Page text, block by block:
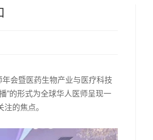
会暨医药生物产业与医疗科技
”的形式为全球华人医师呈现一
的焦点。